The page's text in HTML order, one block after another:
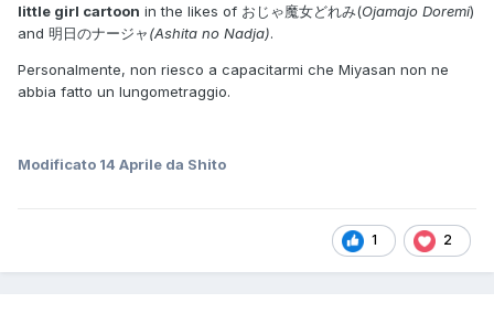
little girl cartoon in the likes of おじゃ魔女どれみ(Ojamajo Doremi)
and 明日のナージャ(Ashita no Nadja).
Personalmente, non riesco a capacitarmi che Miyasan non ne
abbia fatto un lungometraggio.
Modificato 14 Aprile da Shito
1 2